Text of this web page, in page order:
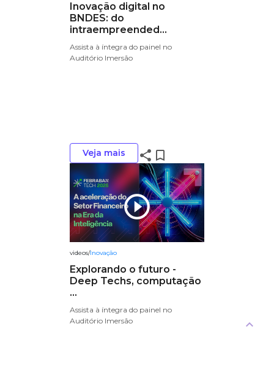
Inovação digital no
BNDES: do
intraempreended...
Assista à íntegra do painel no
Auditório Imersão
Veja mais share bookmark_border
play_circle_outline
videos/Inovação
Explorando o futuro -
Deep Techs, computação
...
Assista à íntegra do painel no
Auditório Imersão
keyboard_arrow_up